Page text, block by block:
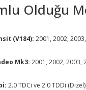
Olduğu
(V184): 2001, 2002,
Mk3: 2001, 2002, 2003,
2.0 TDCi ve 2.0 TDDi (Dizel).